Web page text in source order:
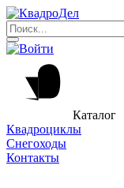
Каталог
Квадроциклы
Снегоходы
Контакты